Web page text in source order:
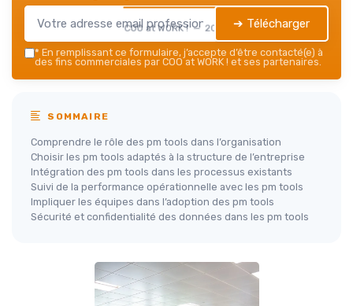
COO at WORK ! — 2026 ➔ Télécharger
* En remplissant ce formulaire, j’accepte d’être contacté(e) à
des fins commerciales par COO at WORK ! et ses partenaires.
SOMMAIRE
Comprendre le rôle des pm tools dans l’organisation
Choisir les pm tools adaptés à la structure de l’entreprise
Intégration des pm tools dans les processus existants
Suivi de la performance opérationnelle avec les pm tools
Impliquer les équipes dans l’adoption des pm tools
Sécurité et confidentialité des données dans les pm tools